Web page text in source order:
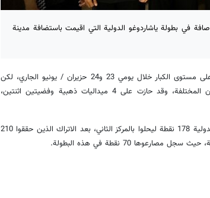
في بطولة ياشاردوغو الدولية التي اقيمت باستضافة مدينة
، انه اقيمت هذه البطولة على مستوى الكبار خلال يومي 23 و24 حزيران / يونيو الجاري، لكن
ايران شاركت بمنتخب الشباب في منافساتها للاوزان المختلفة، وقد حازت على 4 ميداليات ذهبية وفضيتين اثنتين،
وسجل المصارعين الايرانيين في بطولة ياشاردوغو الدولية 178 نقطة ليحلوا بالمركز الثاني، بعد الاتراك الذين حققوا 210
70 نقطة في هذه البطولة.